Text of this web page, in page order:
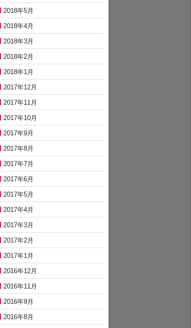
2018年5月
2018年4月
2018年3月
2018年2月
2018年1月
2017年12月
2017年11月
2017年10月
2017年9月
2017年8月
2017年7月
2017年6月
2017年5月
2017年4月
2017年3月
2017年2月
2017年1月
2016年12月
2016年11月
2016年9月
2016年8月